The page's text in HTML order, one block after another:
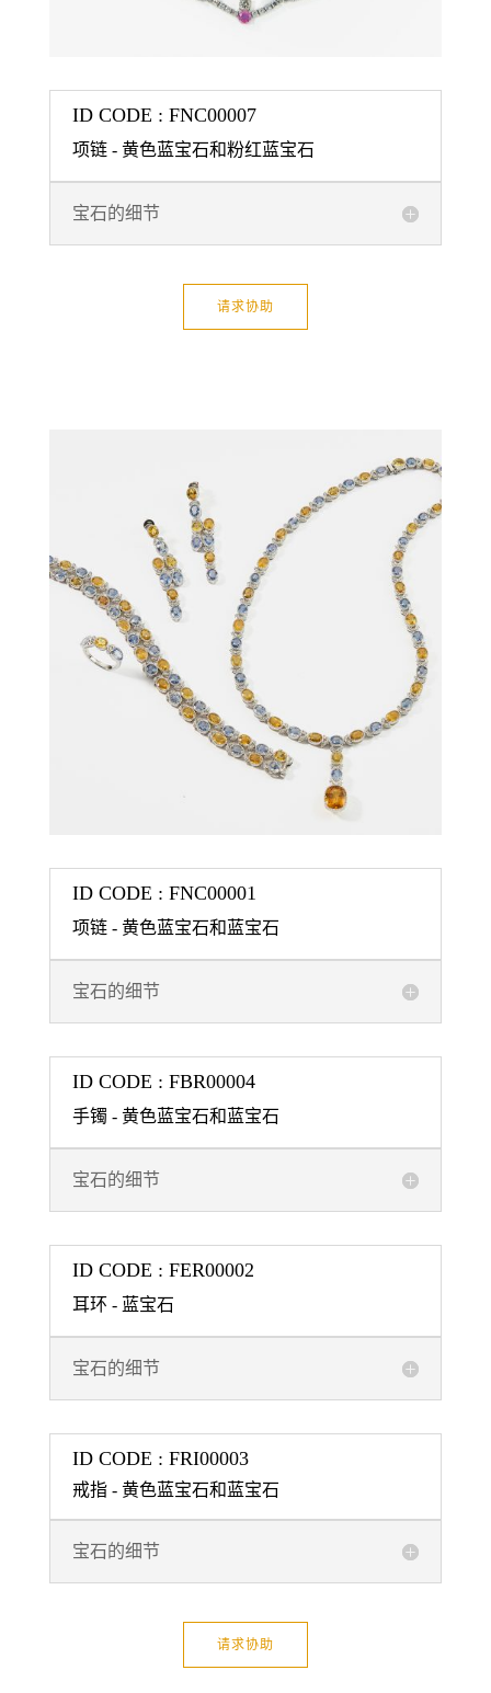
ID CODE : FNC00007
项链 - 黄色蓝宝石和粉红蓝宝石
宝石的细节
请求协助
ID CODE : FNC00001
项链 - 黄色蓝宝石和蓝宝石
宝石的细节
ID CODE : FBR00004
手镯 - 黄色蓝宝石和蓝宝石
宝石的细节
ID CODE : FER00002
耳环 - 蓝宝石
宝石的细节
ID CODE : FRI00003
戒指 - 黄色蓝宝石和蓝宝石
宝石的细节
请求协助